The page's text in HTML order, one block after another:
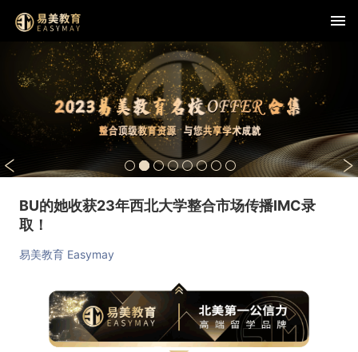
BU的她收获23年西北大学整合市场传播IMC录
取！
易美教育 Easymay